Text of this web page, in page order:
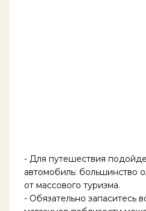
- Для путешествия
автомобиль: большинство
от массового туризма.
- Обязательно запаситесь